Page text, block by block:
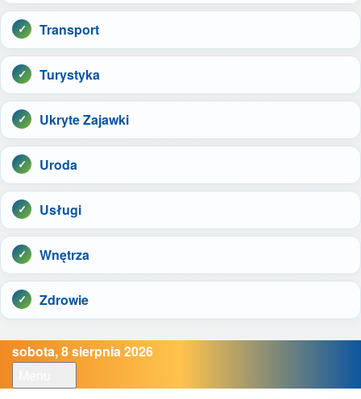
Transport
Turystyka
Ukryte Zajawki
Uroda
Usługi
Wnętrza
Zdrowie
sobota, 8 sierpnia 2026